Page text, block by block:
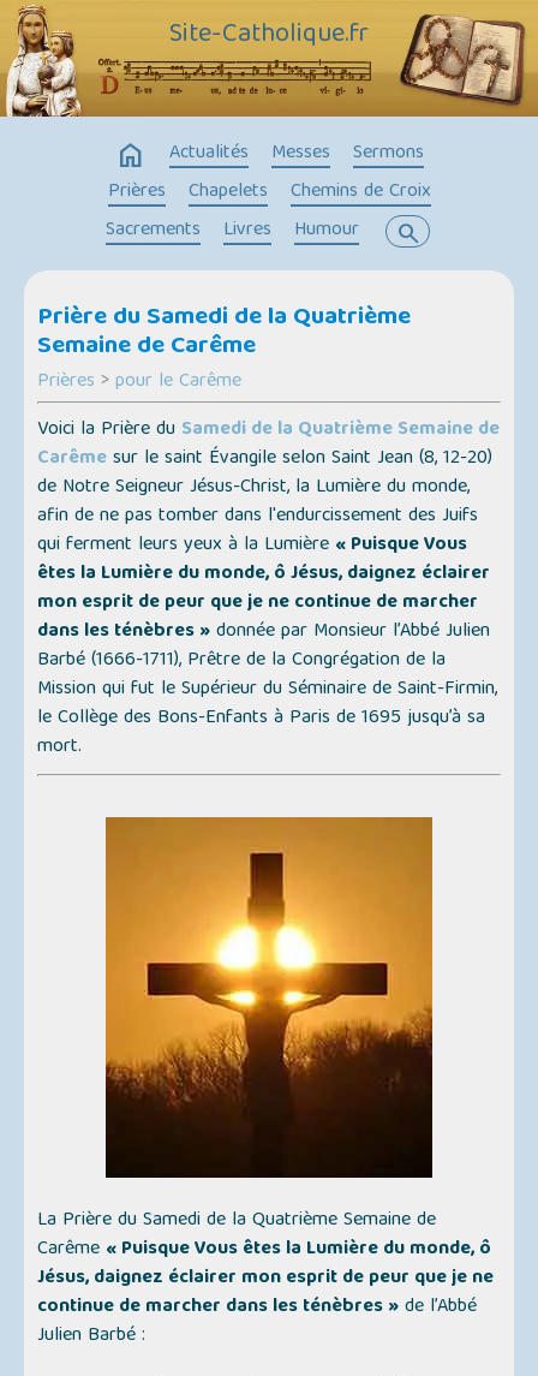
Site-Catholique.fr
home Actualités Messes
Sermons
Prières
Chapelets
Chemins de Croix
Sacrements
Livres Humour search
Prière du Samedi de la Quatrième
Semaine de Carême
Prières >pour le Carême
Voici la Prière du Samedi de la Quatrième Semaine de
Carêmesur le saint Évangile selon Saint Jean (8, 12-20)
de Notre Seigneur Jésus-Christ, la Lumière du monde,
afin de ne pas tomber dans l'endurcissement des Juifs
qui ferment leurs yeux à la Lumière « Puisque Vous
êtes la Lumière du monde, ô Jésus, daignez éclairer
mon esprit de peur que je ne continue de marcher
dans les ténèbres »donnée par Monsieur l’Abbé Julien
Barbé (1666-1711), Prêtre de la Congrégation de la
Mission qui fut le Supérieur du Séminaire de Saint-Firmin,
le Collège des Bons-Enfants à Paris de 1695 jusqu’à sa
mort.
La Prière du Samedi de la Quatrième Semaine de
Carême « Puisque Vous êtes la Lumière du monde, ô
Jésus, daignez éclairer mon esprit de peur que je ne
continue de marcher dans les ténèbres »de l’Abbé
Julien Barbé :